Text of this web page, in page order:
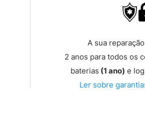
A sua
2 anos para todos os
baterias (1 ano) e
Ler sobre